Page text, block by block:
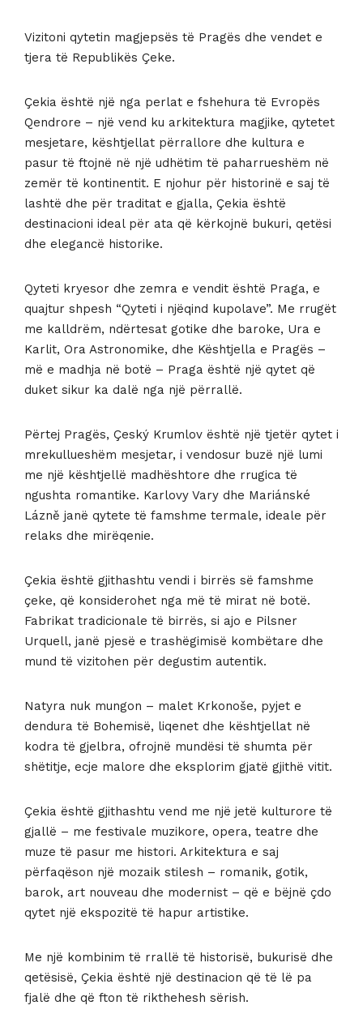
Vizitoni qytetin magjepsës të Pragës dhe vendet e
tjera të Republikës Çeke.
Çekia është një nga perlat e fshehura të Evropës
Qendrore – një vend ku arkitektura magjike, qytetet
mesjetare, kështjellat përrallore dhe kultura e
pasur të ftojnë në një udhëtim të paharrueshëm në
zemër të kontinentit. E njohur për historinë e saj të
lashtë dhe për traditat e gjalla, Çekia është
destinacioni ideal për ata që kërkojnë bukuri, qetësi
dhe elegancë historike.
Qyteti kryesor dhe zemra e vendit është Praga, e
quajtur shpesh “Qyteti i njëqind kupolave”. Me rrugët
me kalldrëm, ndërtesat gotike dhe baroke, Ura e
Karlit, Ora Astronomike, dhe Kështjella e Pragës –
më e madhja në botë – Praga është një qytet që
duket sikur ka dalë nga një përrallë.
Përtej Pragës, Çeský Krumlov është një tjetër qytet i
mrekullueshëm mesjetar, i vendosur buzë një lumi
me një kështjellë madhështore dhe rrugica të
ngushta romantike. Karlovy Vary dhe Mariánské
Lázně janë qytete të famshme termale, ideale për
relaks dhe mirëqenie.
Çekia është gjithashtu vendi i birrës së famshme
çeke, që konsiderohet nga më të mirat në botë.
Fabrikat tradicionale të birrës, si ajo e Pilsner
Urquell, janë pjesë e trashëgimisë kombëtare dhe
mund të vizitohen për degustim autentik.
Natyra nuk mungon – malet Krkonoše, pyjet e
dendura të Bohemisë, liqenet dhe kështjellat në
kodra të gjelbra, ofrojnë mundësi të shumta për
shëtitje, ecje malore dhe eksplorim gjatë gjithë vitit.
Çekia është gjithashtu vend me një jetë kulturore të
gjallë – me festivale muzikore, opera, teatre dhe
muze të pasur me histori. Arkitektura e saj
përfaqëson një mozaik stilesh – romanik, gotik,
barok, art nouveau dhe modernist – që e bëjnë çdo
qytet një ekspozitë të hapur artistike.
Me një kombinim të rrallë të historisë, bukurisë dhe
qetësisë, Çekia është një destinacion që të lë pa
fjalë dhe që fton të rikthehesh sërish.